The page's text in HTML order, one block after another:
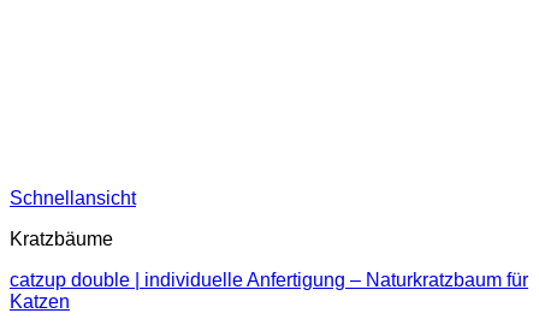
Schnellansicht
Kratzbäume
catzup double | individuelle Anfertigung – Naturkratzbaum für
Katzen